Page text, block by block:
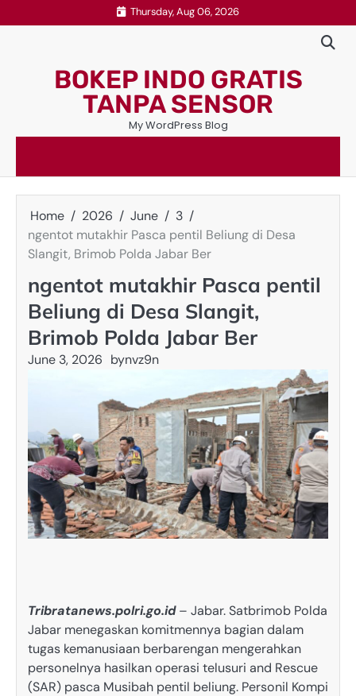
to
Thursday, Aug 06, 2026
BOKEP INDO GRATIS
TANPA SENSOR
My WordPress Blog
Home 2026 June
3
ngentot mutakhir Pasca pentil Beliung di Desa
Slangit, Brimob Polda Jabar Ber
ngentot mutakhir Pasca pentil
Beliung di Desa Slangit,
Brimob Polda Jabar Ber
June 3, 2026 bynvz9n
Tribratanews.polri.go.id– Jabar. Satbrimob Polda
Jabar menegaskan komitmennya bagian dalam
tugas kemanusiaan berbarengan mengerahkan
personelnya hasilkan operasi telusuri and Rescue
(SAR) pasca Musibah pentil beliung. Personil Kompi